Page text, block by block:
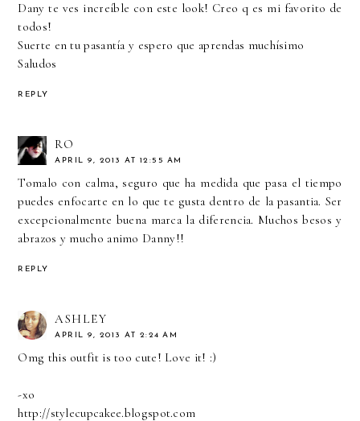
Dany te ves increíble con este look! Creo q es mi favorito de
todos!
Suerte en tu pasantía y espero que aprendas muchísimo
Saludos
REPLY
RO
APRIL 9, 2013 AT 12:55 AM
Tomalo con calma, seguro que ha medida que pasa el tiempo
puedes enfocarte en lo que te gusta dentro de la pasantia. Ser
excepcionalmente buena marca la diferencia. Muchos besos y
abrazos y mucho animo Danny!!
REPLY
ASHLEY
APRIL 9, 2013 AT 2:24 AM
Omg this outfit is too cute! Love it! :)
-xo
http://stylecupcakee.blogspot.com